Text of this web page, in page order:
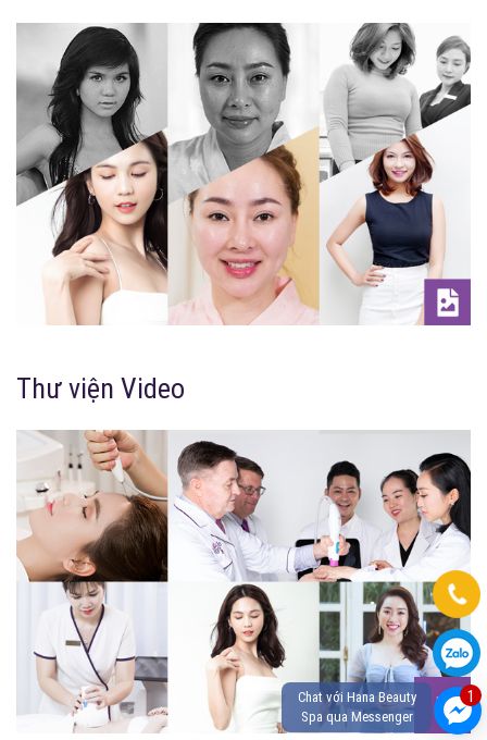
Thư viện Video
1
Chat với Hana Beauty
Spa qua Messenger